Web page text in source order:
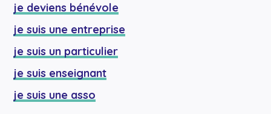
je deviens bénévole
je suis une entreprise
je suis un particulier
je suis enseignant
je suis une asso